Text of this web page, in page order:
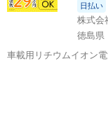
日払い
株式会
徳島県
車載用リチウムイオン